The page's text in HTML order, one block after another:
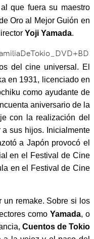
que fuera su maestro
Oro al Mejor Guión en
Yoji Yamada.
del cine universal. El
en 1931, licenciado en
como ayudante de
aniversario de la
con la realización del
sus hijos. Inicialmente
a Japón provocó el
en el Festival de Cine
en el Festival de Cine
un remake. Sobre si los
como Yamada, o
Cuentos de Tokio